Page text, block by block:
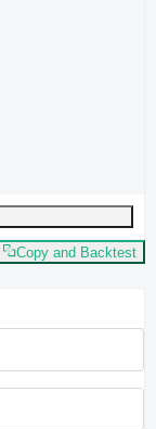
Copy and Backtest